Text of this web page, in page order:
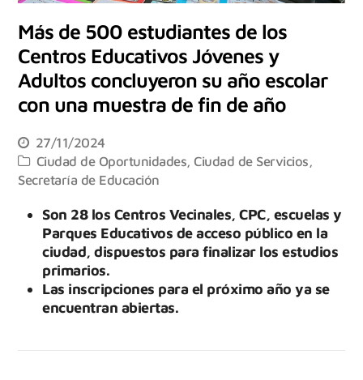
Más de 500 estudiantes de los
Centros Educativos Jóvenes y
Adultos concluyeron su año escolar
con una muestra de fin de año
27/11/2024
Ciudad de Oportunidades ,Ciudad de Servicios
Secretaría de Educación
Son 28 los Centros Vecinales, CPC, escuelas y
Parques Educativos de acceso público en la
ciudad, dispuestos para finalizar los estudios
primarios.
Las inscripciones para el próximo año ya se
encuentran abiertas.